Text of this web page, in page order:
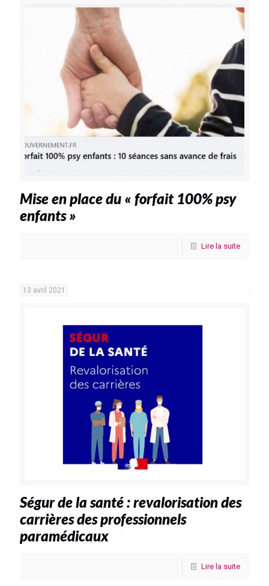
Mise en place du « forfait 100% psy
enfants »
Lire la suite
13 avril 2021
Ségur de la santé : revalorisation des
carrières des professionnels
paramédicaux
Lire la suite